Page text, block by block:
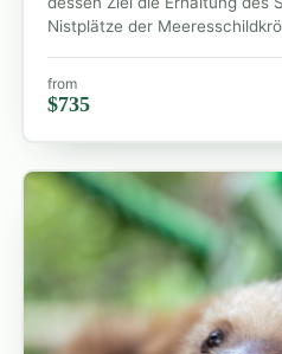
Was ist in der
Die Programmgebühren
Unterkunft bei
Freiwilligenhäusern
Zwei Mahlzeiten pro Tag
Leitfaden und
Unterstützung rund um
Nistplätze der
from
$735